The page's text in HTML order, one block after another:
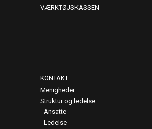
VÆRKTØJSKASSEN
KONTAKT
Menigheder
Struktur og ledelse
Ansatte
Ledelse